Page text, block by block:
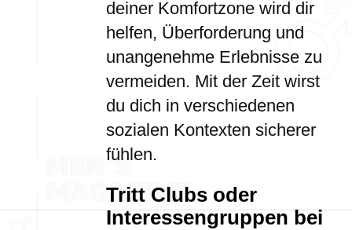
deiner Komfortzone wird dir
helfen, Überforderung und
unangenehme Erlebnisse zu
vermeiden. Mit der Zeit wirst
du dich in verschiedenen
sozialen Kontexten sicherer
fühlen.
Tritt Clubs oder
Interessengruppen bei